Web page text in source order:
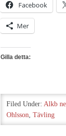
Facebook
Mer
Gilla detta:
Filed Under: Alkb
Ohlsson, Tävling